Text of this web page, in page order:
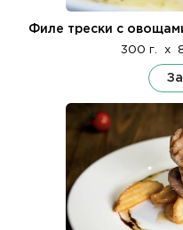
Филе трески с
300 г. x